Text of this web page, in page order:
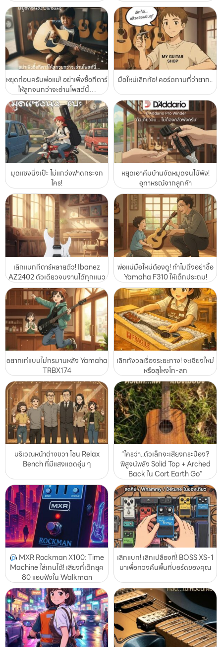
หยุดก่อนครับพ่อแม่! อย่าเพิ่งซื้อกีตาร์
ให้ลูกจนกว่าจะอ่านโพสต์นี้…
มือใหม่เลิกท้อ! คอร์ดทาบที่ว่ายาก..
มุดแซงนิ่งเป๊ะ ไม่แกว่งฟาดกระจก
ใคร!
หยุดเอาคีมบ้านงัดหมุดจนไม้พัง!
อุทาหรณ์จากลูกค้า
เลิกแบกกีตาร์หลายตัว! Ibanez
AZ2402 ตัวเดียวจบงานได้ทุกแนว
พ่อแม่มือใหม่ต้องดู! ทำไมถึงอย่าซื้อ
Yamaha F310 ให้เด็กประถม!
อยากเท่แบบไม่ทรมานหลัง Yamaha
TRBX174
เลิกกังวลเรื่องระยะทาง! จะเชียงใหม่
หรือสุไหงโก-ลก
บริเวณหน้าต่างขวา โซน Relax
Bench ที่มีแสงแดดอุ่น ๆ
“ใครว่า..ตัวเล็กจะเสียงกระป๋อง?
พิสูจน์พลัง Solid Top + Arched
Back ใน Cort Earth Go”
MXR Rockman X100: Time
Machine ใส่เกนได้! เสียงที่เด็กยุค
80 แอบฟังใน Walkman
เลิกแบก! เลิกเปลืองที่! BOSS XS-1
มาเพื่อทวงคืนพื้นที่บอร์ดของคุณ